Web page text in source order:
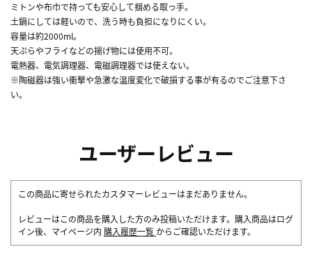
ミトンや布巾で持っても安心して掴める取っ手。
土鍋にしては軽いので、洗う時も負担になりにくい。
容量は約2000ml。
天ぷらやフライなどの揚げ物には使用不可。
電熱器、電気調理器、電磁調理器では使えない。
※陶磁器は強い衝撃や急激な温度変化で破損する事が有るのでご注意下さ
い。
ユーザーレビュー
この商品に寄せられたカスタマーレビューはまだありません。
レビューはこの商品を購入した方のみ投稿いただけます。購入商品はログ
イン後、マイページ内 購入履歴一覧 からご確認いただけます。